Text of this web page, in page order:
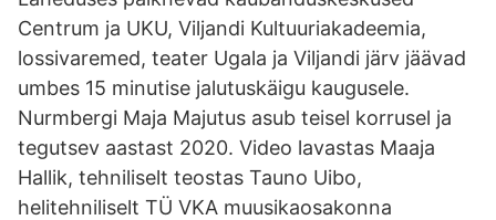
Centrum ja UKU, Viljandi Kultuuriakadeemia,
lossivaremed, teater Ugala ja Viljandi järv jäävad
umbes 15 minutise jalutuskäigu kaugusele.
Nurmbergi Maja Majutus asub teisel korrusel ja
tegutsev aastast 2020. Video lavastas Maaja
Hallik, tehniliselt teostas Tauno Uibo,
helitehniliselt TÜ VKA muusikaosakonna